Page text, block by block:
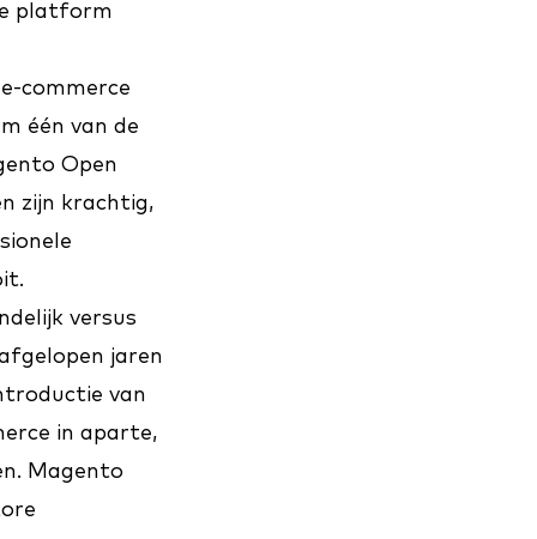
platform
commerce
één van de
Open
zijn krachtig,
versus
jaren
van
in aparte,
Magento